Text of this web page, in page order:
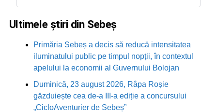
Ultimele știri din Sebeș
Primăria Sebeș a decis să reducă intensitatea
iluminatului public pe timpul nopții, în contextul
apelului la economii al Guvernului Bolojan
Duminică, 23 august 2026, Râpa Roșie
găzduiește cea de-a III-a ediție a concursului
„CicloAventurier de Sebeș”